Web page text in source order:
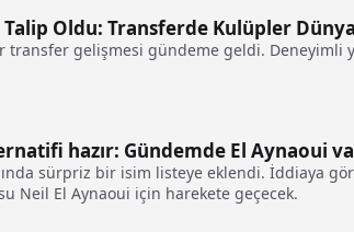
Oldu: Transferde Kulüpler Dünya
gelişmesi gündeme geldi. Deneyimli
hazır: Gündemde El Aynaoui
sürpriz bir isim listeye eklendi. İddiaya
Neil El Aynaoui için harekete geçecek.